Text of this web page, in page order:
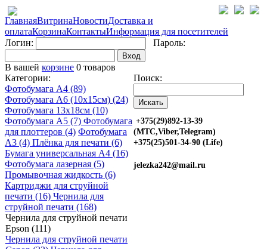
ГлавнаяВитринаНовостиДоставка и
оплатаКорзинаКонтактыИнформация для посетителей
Логин:
Пароль:
Вход
В вашей корзине 0 товаров
Категории:
Фотобумага A4 (89)
Фотобумага A6 (10х15см) (24)
Фотобумага 13х18см (10)
Фотобумага A5 (7) Фотобумага
для плоттеров (4) Фотобумага
A3 (4) Плёнка для печати (6)
Бумага универсальная A4 (16)
Фотобумага лазерная (5)
Промывочная жидкость (6)
Картриджи для струйной
печати (16) Чернила для
струйной печати (168)
Чернила для струйной печати
Epson (111)
Чернила для струйной печати
Поиск:
+375(29)892-13-39
(МТС,Viber,Telegram)
+375(25)501-34-90 (Life)
jelezka242@mail.ru